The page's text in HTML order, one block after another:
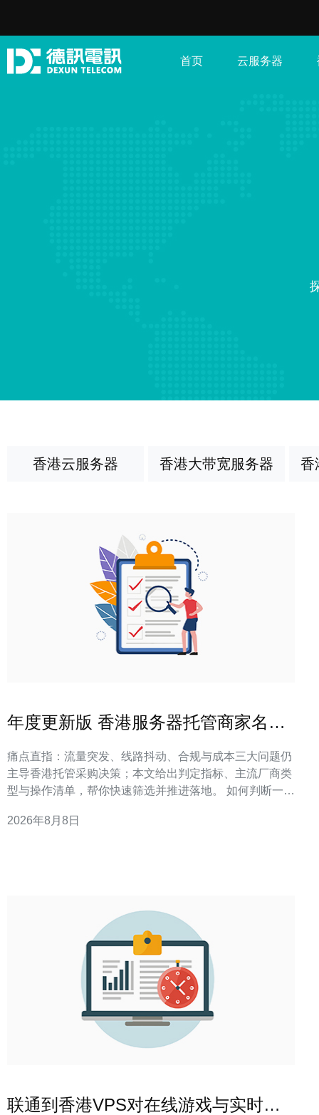
首页 云服务器
香港云服务器 香港大带宽服务器 香
年度更新版 香港服务器托管商家名单
痛点直指：流量突发、线路抖动、合规与成本三大问题仍
主导香港托管采购决策；本文给出判定指标、主流厂商类
型与操作清单，帮你快速筛选并推进落地。 如何判断一家
DDoS防护能力、BGP多线、机房等级与本地带宽成本，
2026年8月8日
联通到香港VPS对在线游戏与实时音